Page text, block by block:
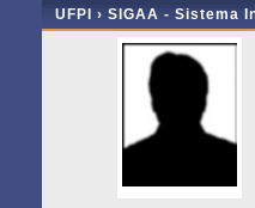
UFPI › SIGAA - Sistema